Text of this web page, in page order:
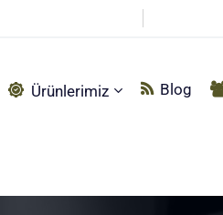
Ürünlerimiz Blog